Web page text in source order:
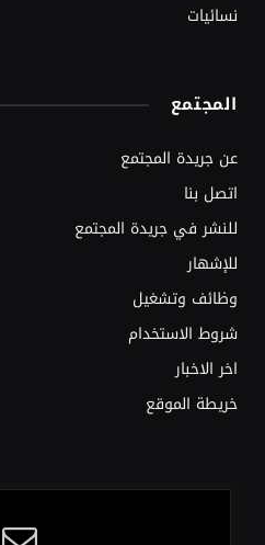
نسائيات
المجتمع
عن جريدة المجتمع
اتصل بنا
للنشر في جريدة المجتمع
للإشهار
وظائف وتشغيل
شروط الاستخدام
اخر الاخبار
خريطة الموقع